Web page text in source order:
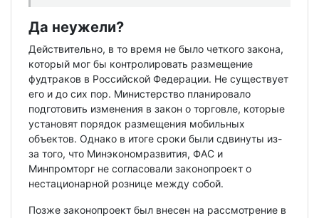
Да неужели?
Действительно, в то время не было четкого закона,
который мог бы контролировать размещение
фудтраков в Российской Федерации. Не существует
его и до сих пор. Министерство планировало
подготовить изменения в закон о торговле, которые
установят порядок размещения мобильных
объектов. Однако в итоге сроки были сдвинуты из-
за того, что Минэкономразвития, ФАС и
Минпромторг не согласовали законопроект о
нестационарной рознице между собой.
Позже законопроект был внесен на рассмотрение в